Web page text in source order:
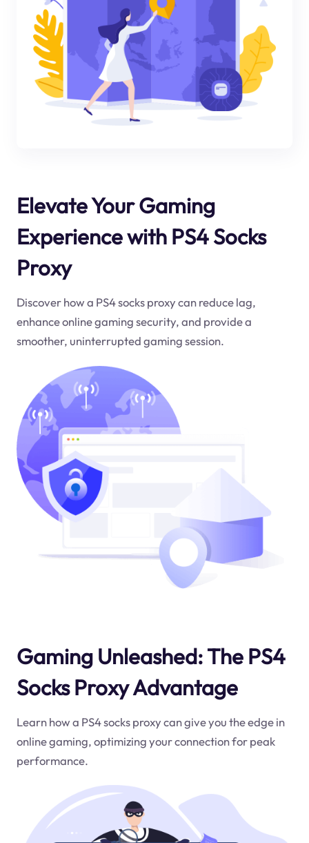
Elevate Your Gaming
Experience with PS4 Socks
Proxy
Discover how a PS4 socks proxy can reduce lag,
enhance online gaming security, and provide a
smoother, uninterrupted gaming session.
Gaming Unleashed: The PS4
Socks Proxy Advantage
Learn how a PS4 socks proxy can give you the edge in
online gaming, optimizing your connection for peak
performance.